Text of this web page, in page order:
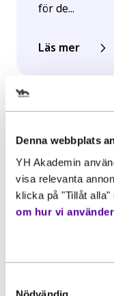
Denna webbplats
YH Akademin
visa relevanta
klicka på "Tillåt
om hur vi
för de...
Läs mer
Inspiration, Nyhet
Välj det
Gör en
mer
ha en